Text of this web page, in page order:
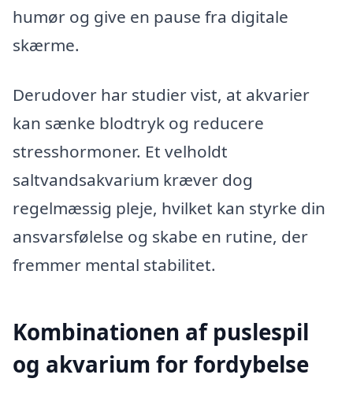
humør og give en pause fra digitale
skærme.
Derudover har studier vist, at akvarier
kan sænke blodtryk og reducere
stresshormoner. Et velholdt
saltvandsakvarium kræver dog
regelmæssig pleje, hvilket kan styrke din
ansvarsfølelse og skabe en rutine, der
fremmer mental stabilitet.
Kombinationen af puslespil
og akvarium for fordybelse